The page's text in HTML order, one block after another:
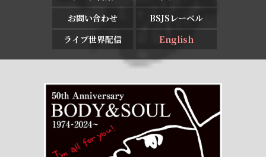
お問い合わせ
BSJSレーベル
ライブ世界配信
English